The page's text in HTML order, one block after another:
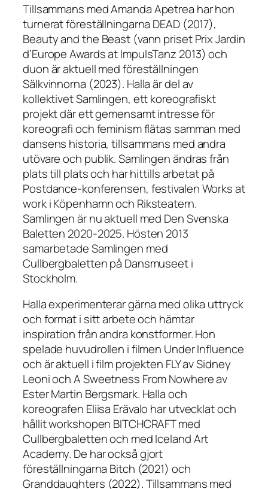
Tillsammans med Amanda Apetrea har hon
turnerat föreställningarna DEAD (2017),
Beauty and the Beast (vann priset Prix Jardin
d’Europe Awards at ImpulsTanz 2013) och
duon är aktuell med föreställningen
Sälkvinnorna (2023). Halla är del av
kollektivet Samlingen, ett koreografiskt
projekt där ett gemensamt intresse för
koreografi och feminism flätas samman med
dansens historia, tillsammans med andra
utövare och publik. Samlingen ändras från
plats till plats och har hittills arbetat på
Postdance-konferensen, festivalen Works at
work i Köpenhamn och Riksteatern.
Samlingen är nu aktuell med Den Svenska
Baletten 2020-2025. Hösten 2013
samarbetade Samlingen med
Cullbergbaletten på Dansmuseet i
Stockholm.
Halla experimenterar gärna med olika uttryck
och format i sitt arbete och hämtar
inspiration från andra konstformer. Hon
spelade huvudrollen i filmen Under Influence
och är aktuell i film projekten FLY av Sidney
Leoni och A Sweetness From Nowhere av
Ester Martin Bergsmark. Halla och
koreografen Eliisa Erävalo har utvecklat och
hållit workshopen BITCHCRAFT med
Cullbergbaletten och med Iceland Art
Academy. De har också gjort
föreställningarna Bitch (2021) och
Granddaughters (2022). Tillsammans med